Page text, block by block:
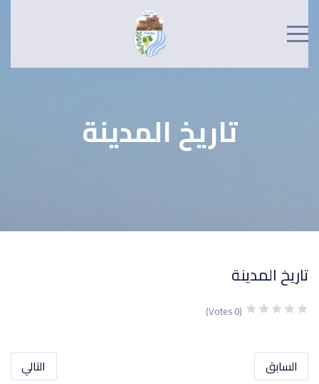
تاريخ المدينة
تاريخ المدينة
(0 Votes)
السابق التالي